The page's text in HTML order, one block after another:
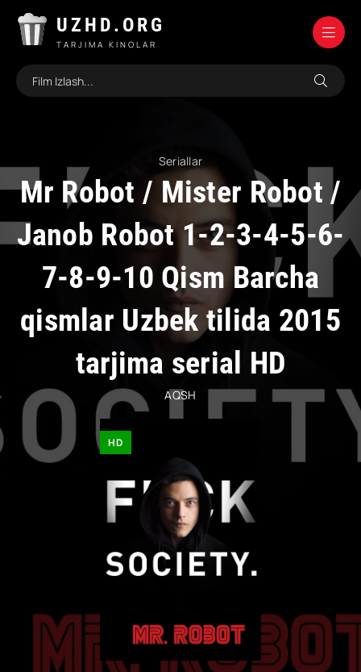
UZHD.ORG
TARJIMA KINOLAR
Seriallar
Mr Robot / Mister Robot /
Janob Robot 1-2-3-4-5-6-
7-8-9-10 Qism Barcha
qismlar Uzbek tilida 2015
tarjima serial HD
AQSH
HD